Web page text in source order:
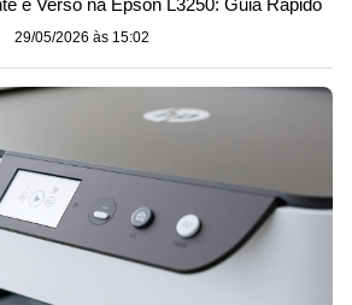
e Verso na Epson L3250: Guia Rápido
29/05/2026 às 15:02